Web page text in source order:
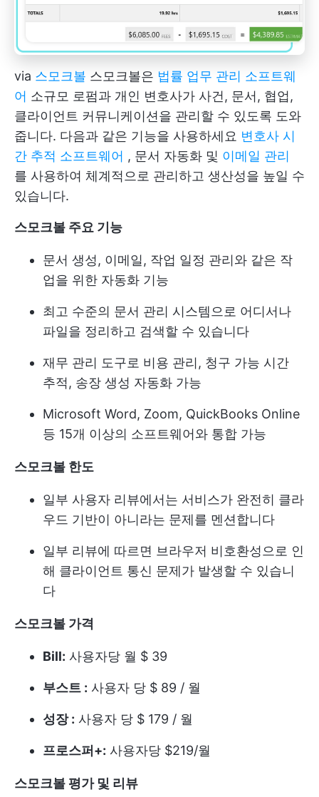
via 스모크볼 스모크볼은 법률 업무 관리 소프트웨
어 소규모 로펌과 개인 변호사가 사건, 문서, 협업,
클라이언트 커뮤니케이션을 관리할 수 있도록 도와
줍니다. 다음과 같은 기능을 사용하세요 변호사 시
간 추적 소프트웨어 , 문서 자동화 및 이메일 관리
를 사용하여 체계적으로 관리하고 생산성을 높일 수
있습니다.
스모크볼 주요 기능
문서 생성, 이메일, 작업 일정 관리와 같은 작
업을 위한 자동화 기능
최고 수준의 문서 관리 시스템으로 어디서나
파일을 정리하고 검색할 수 있습니다
재무 관리 도구로 비용 관리, 청구 가능 시간
추적, 송장 생성 자동화 가능
Microsoft Word, Zoom, QuickBooks Online
등 15개 이상의 소프트웨어와 통합 가능
스모크볼 한도
일부 사용자 리뷰에서는 서비스가 완전히 클라
우드 기반이 아니라는 문제를 멘션합니다
일부 리뷰에 따르면 브라우저 비호환성으로 인
해 클라이언트 통신 문제가 발생할 수 있습니
다
스모크볼 가격
Bill: 사용자당 월 $ 39
부스트 : 사용자 당 $ 89 / 월
성장 : 사용자 당 $ 179 / 월
프로스퍼+: 사용자당 $219/월
스모크볼 평가 및 리뷰